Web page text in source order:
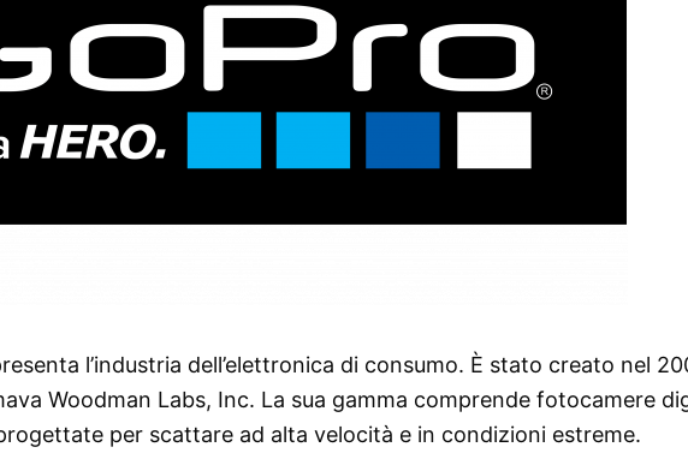
l’industria dell’elettronica di consumo. È stato creato nel
Woodman Labs, Inc. La sua gamma comprende fotocamere
per scattare ad alta velocità e in condizioni estreme.